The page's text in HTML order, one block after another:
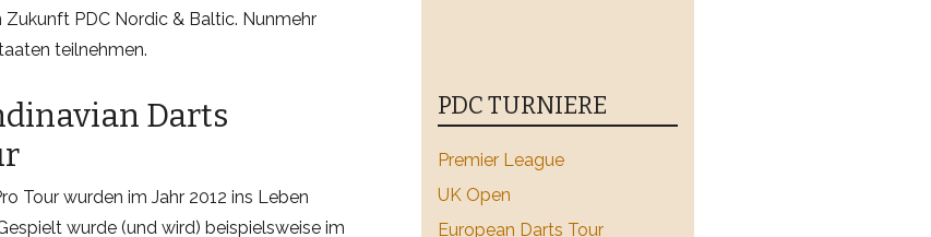
PDC Nordic & Baltic. Nunmehr
teilnehmen.
Darts
Tour wurden im Jahr 2012 ins Leben
wurde (und wird) beispielsweise im
PDC TURNIERE
Premier League
UK Open
European Darts Tour